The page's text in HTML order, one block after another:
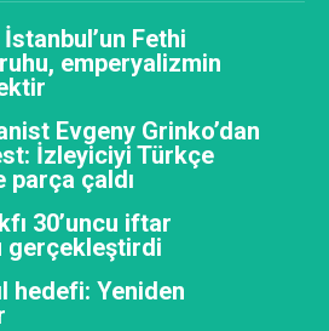
Fethi
emperyalizmin
Evgeny Grinko’dan
İzleyiciyi Türkçe
parça çaldı
30’uncu iftar
gerçekleştirdi
hedefi: Yeniden